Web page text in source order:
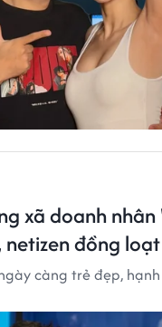
xã doanh
đồng
càng trẻ đẹp,